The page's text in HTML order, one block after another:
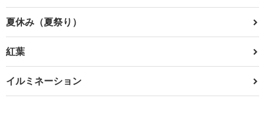
夏休み（夏祭り）
紅葉
イルミネーション